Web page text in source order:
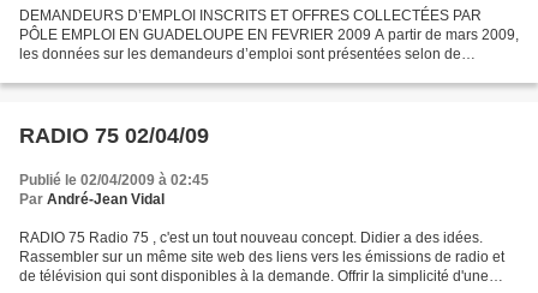
DEMANDEURS D’EMPLOI INSCRITS ET OFFRES COLLECTÉES PAR
PÔLE EMPLOI EN GUADELOUPE EN FEVRIER 2009 A partir de mars 2009,
les données sur les demandeurs d’emploi sont présentées selon de
RADIO 75 02/04/09
Publié le 02/04/2009 à 02:45
Par André-Jean Vidal
RADIO 75 Radio 75 , c'est un tout nouveau concept. Didier a des idées.
Rassembler sur un même site web des liens vers les émissions de radio et
de télévision qui sont disponibles à la demande. Offrir la simplicité d'une